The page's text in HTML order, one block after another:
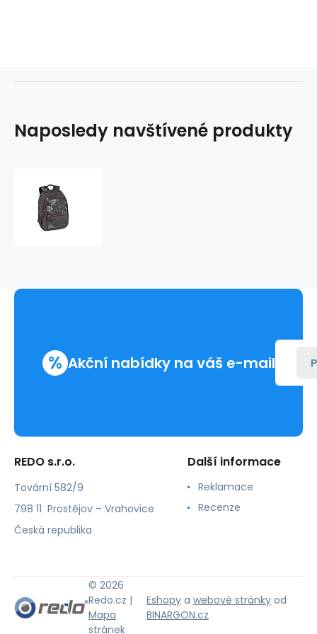
Naposledy navštívené produkty
% Akční nabídky na váš e-mail
REDO s.r.o.
Tovární 582/9
798 11 Prostějov – Vrahovice
Česká republika
Další informace
Reklamace
Recenze
© 2026
Redo.cz |
Mapa
stránek
Eshopy a webové stránky od
BINARGON.cz